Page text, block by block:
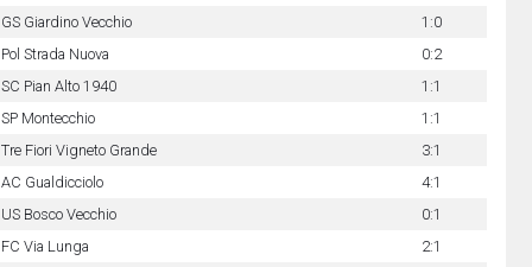
GS Giardino Vecchio
1:0
Pol Strada Nuova
0:2
SC Pian Alto 1940
1:1
SP Montecchio
1:1
Tre Fiori Vigneto Grande
3:1
AC Gualdicciolo
4:1
US Bosco Vecchio
0:1
FC Via Lunga
2:1